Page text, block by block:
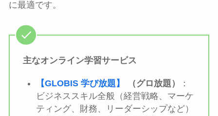
に最適です。
主なオンライン学習サービス
【GLOBIS 学び放題】 （グロ放題）
：
ビジネススキル全般（経営戦略、マーケ
ティング、財務、リーダーシップなど）